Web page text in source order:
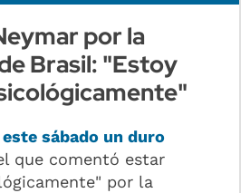
por la
Brasil: "Estoy
sábado un duro
que comentó estar
por la